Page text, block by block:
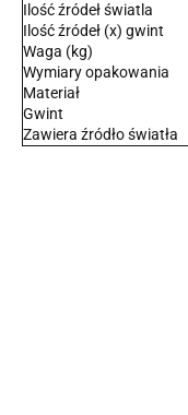
Ilość źródeł światla
Ilość źródeł (x) gwint
Waga (kg)
Wymiary opakowania
Materiał
Gwint
Zawiera źródło światła